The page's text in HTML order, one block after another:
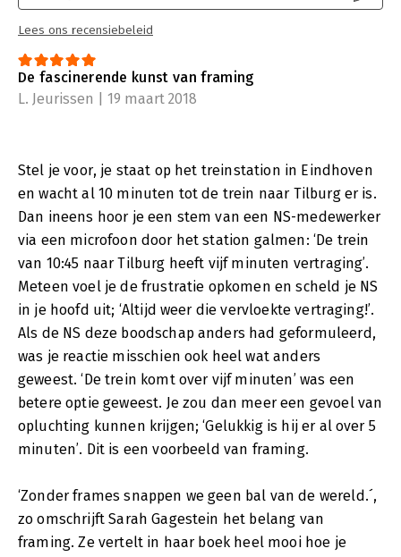
Lees ons recensiebeleid
De fascinerende kunst van framing
L. Jeurissen | 19 maart 2018
Stel je voor, je staat op het treinstation in Eindhoven
en wacht al 10 minuten tot de trein naar Tilburg er is.
Dan ineens hoor je een stem van een NS-medewerker
via een microfoon door het station galmen: ‘De trein
van 10:45 naar Tilburg heeft vijf minuten vertraging’.
Meteen voel je de frustratie opkomen en scheld je NS
in je hoofd uit; ‘Altijd weer die vervloekte vertraging!’.
Als de NS deze boodschap anders had geformuleerd,
was je reactie misschien ook heel wat anders
geweest. ‘De trein komt over vijf minuten’ was een
betere optie geweest. Je zou dan meer een gevoel van
opluchting kunnen krijgen; ‘Gelukkig is hij er al over 5
minuten’. Dit is een voorbeeld van framing.
‘Zonder frames snappen we geen bal van de wereld.´,
zo omschrijft Sarah Gagestein het belang van
framing. Ze vertelt in haar boek heel mooi hoe je